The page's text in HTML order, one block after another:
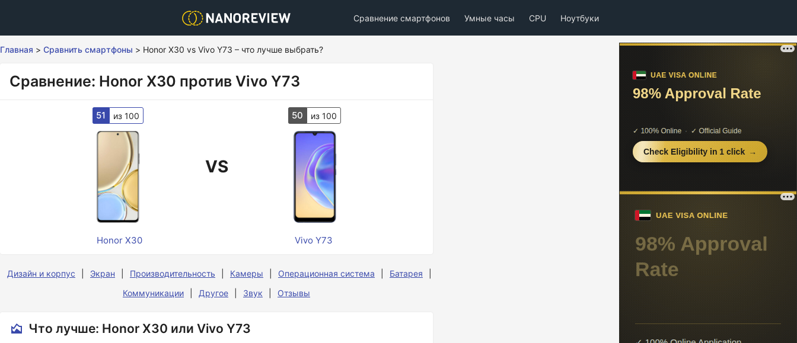
Сравнение смартфонов Умные часы CPU Ноутбуки
Главная > Сравнить смартфоны > Honor X30 vs Vivo Y73 – что лучше выбрать?
Сравнение: Honor X30 против Vivo Y73
51 из 100
VS
50 из 100
Honor X30 Vivo Y73
Дизайн и корпус Экран Производительность Камеры Операционная система
Батарея
Коммуникации
Другое Звук Отзывы
Что лучше: Honor X30 или Vivo Y73